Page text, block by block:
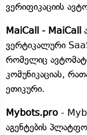
ვერიფიკაციის
MaiCall - MaiCall
ვერტიკალური
რომელიც
კომუნიკაციას,
ეთიკური.
Mybots.pro -
აგენტების